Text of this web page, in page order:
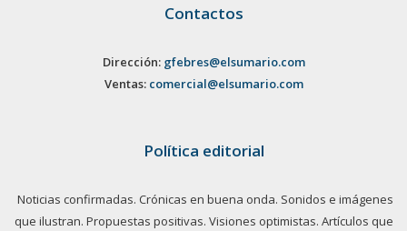
Contactos
Dirección: gfebres@elsumario.com
Ventas: comercial@elsumario.com
Política editorial
Noticias confirmadas. Crónicas en buena onda. Sonidos e imágenes
que ilustran. Propuestas positivas. Visiones optimistas. Artículos que